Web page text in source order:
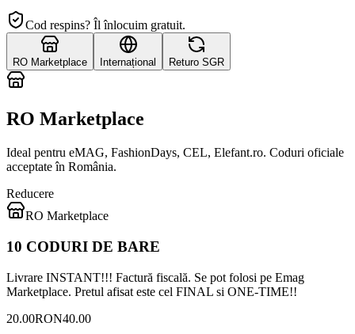
Cod respins? Îl înlocuim gratuit.
RO Marketplace Internațional Returo SGR
RO Marketplace
Ideal pentru eMAG, FashionDays, CEL, Elefant.ro. Coduri oficiale
acceptate în România.
Reducere
RO Marketplace
10 CODURI DE BARE
Livrare INSTANT!!! Factură fiscală. Se pot folosi pe Emag
Marketplace. Pretul afisat este cel FINAL si ONE-TIME!!
20.00RON40.00